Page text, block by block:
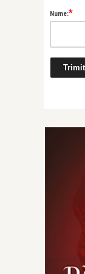
Nume:*